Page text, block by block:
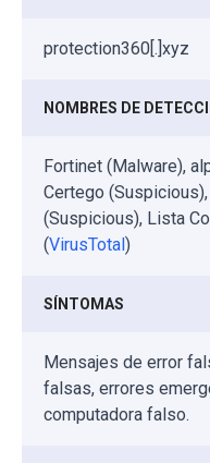
protection360[.]xyz
NOMBRES DE
Fortinet (Malware),
Certego
(Suspicious), Lista
(VirusTotal )
SÍNTOMAS
Mensajes de error
falsas, errores
computadora falso.